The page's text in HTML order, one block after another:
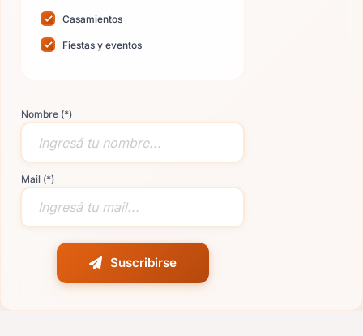
Casamientos
Fiestas y eventos
Nombre (*)
Mail (*)
Suscribirse